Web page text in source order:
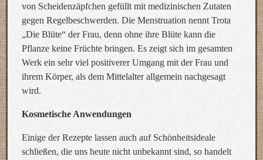
von Scheidenzäpfchen gefüllt mit medizinischen Zutaten
gegen Regelbeschwerden. Die Menstruation nennt Trota
„Die Blüte“ der Frau, denn ohne ihre Blüte kann die
Pflanze keine Früchte bringen. Es zeigt sich im gesamten
Werk ein sehr viel positiverer Umgang mit der Frau und
ihrem Körper, als dem Mittelalter allgemein nachgesagt
wird.
Kosmetische Anwendungen
Einige der Rezepte lassen auch auf Schönheitsideale
schließen, die uns heute nicht unbekannt sind, so handelt